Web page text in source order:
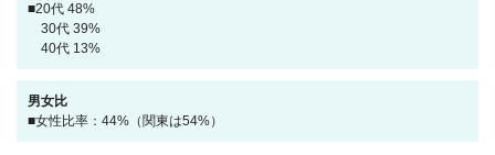
■20代 48%
30代 39%
40代 13%
男女比
■女性比率：44%（関東は54%）